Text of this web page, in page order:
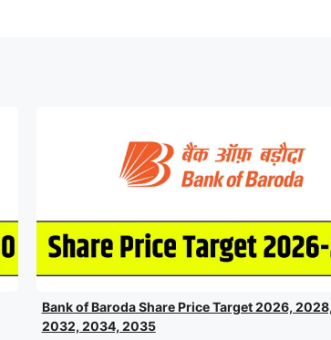
Bank of Baroda Share Price Target 2026,
2032, 2034, 2035